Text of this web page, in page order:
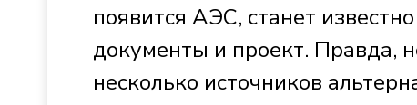
появится АЭС, станет
документы и проект. Правда,
несколько источников